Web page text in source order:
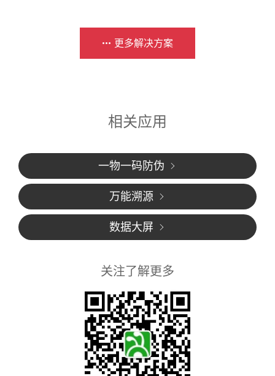
更多解决方案
相关应用
一物一码防伪
万能溯源
数据大屏
关注了解更多